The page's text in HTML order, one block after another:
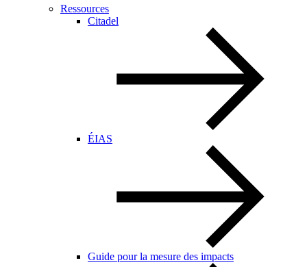
Ressources
Citadel
ÉIAS
Guide pour la mesure des impacts